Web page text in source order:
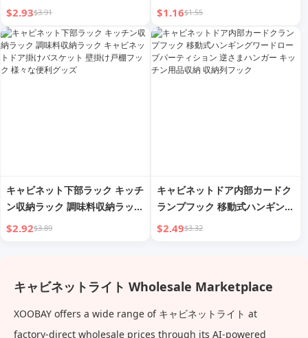
$2.93$3.91
テンレススチール ドア裏フック
キッチン用品 収納 スプーン・
スパチュラハンガー
$1.16$1.55
キャビネット下部ラック キッチ
ン収納ラック 調味料収納ラック
キャビネットドア掛けバスケッ
$2.92$3.89
キャビネットドア内部カードク
ランプフック 移動式ハンギング
ワードローブパーティション 逆
$2.49$3.32
キャビネットライト Wholesale Marketplace
XOOBAY offers a wide range of キャビネットライト at
factory-direct wholesale prices through its AI-powered